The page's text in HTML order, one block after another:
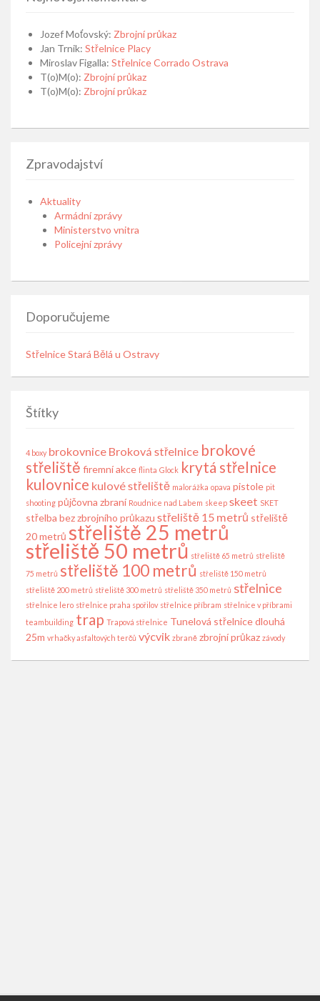
Jozef Moťovský: Zbrojní průkaz
Jan Trnik: Střelnice Placy
Miroslav Figalla: Střelnice Corrado Ostrava
T(o)M(o): Zbrojní průkaz
T(o)M(o): Zbrojní průkaz
Zpravodajství
Aktuality
Armádní zprávy
Ministerstvo vnitra
Policejní zprávy
Doporučujeme
Střelnice Stará Bělá u Ostravy
Štítky
4 boxy brokovnice Broková střelnice brokové
střeliště firemní akce flinta Glock krytá střelnice
kulovnice kulové střeliště malorážka opava pistole pit
shooting půjčovna zbraní Roudnice nad Labem skeep skeet SKET
střelba bez zbrojního průkazu střeliště 15 metrů střeliště
20 metrů střeliště 25 metrů
střeliště 50 metrů střeliště 65 metrů střeliště
75 metrů střeliště 100 metrů střeliště 150 metrů
střeliště 200 metrů střeliště 300 metrů střeliště 350 metrů střelnice
střelnice lero střelnice praha spořilov střelnice příbram střelnice v příbrami
teambuilding trap Trapová střelnice Tunelová střelnice dlouhá
25m vrhačky asfaltových terčů výcvik zbraně zbrojní průkaz závody